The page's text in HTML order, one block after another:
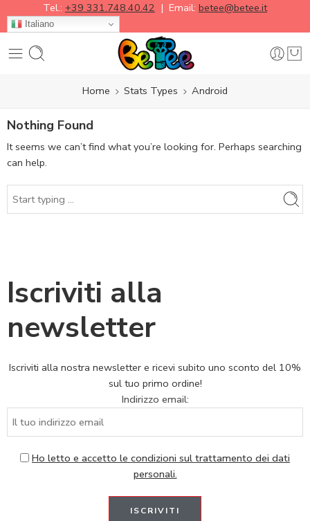
Tel.: +39 331.748.40.42 | Email: betee@betee.it
Italiano
Home Stats Types Android
Nothing Found
It seems we can’t find what you’re looking for. Perhaps searching
can help.
Iscriviti alla
newsletter
Iscriviti alla nostra newsletter e ricevi subito uno sconto del 10%
sul tuo primo ordine!
Indirizzo email:
Ho letto e accetto le condizioni sul trattamento dei dati
personali.